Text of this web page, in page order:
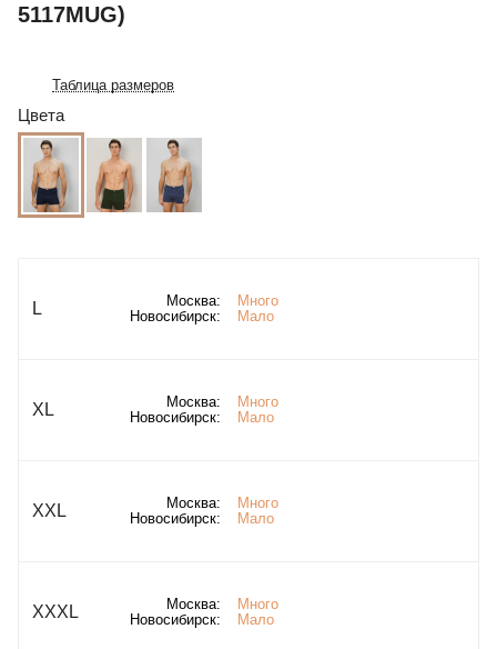
5117MUG)
Таблица размеров
Цвета
L Москва:
Много
Новосибирск:
Мало
XL Москва:
Много
Новосибирск:
Мало
XXL Москва:
Много
Новосибирск:
Мало
XXXL Москва:
Много
Новосибирск:
Мало